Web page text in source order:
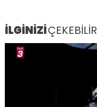
İLGİNİZİÇEKEBİLİR